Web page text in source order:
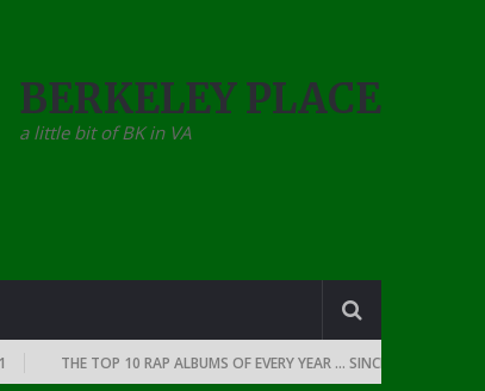
BERKELEY PLACE
a little bit of BK in VA
THE TOP 10 RAP ALBUMS OF EVERY YEAR … SINCE THE DAWN OF